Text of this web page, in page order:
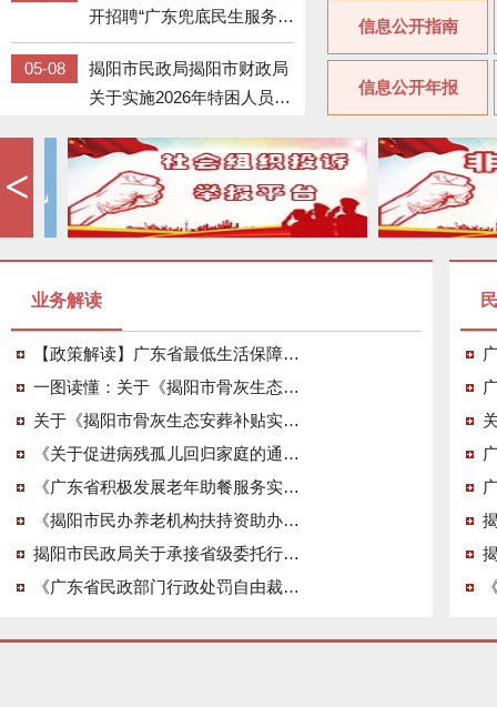
开招聘“广东兜底民生服务社
会工作双百工程”督导人员体
检工作的公告
05-08
揭阳市民政局揭阳市财政局
关于实施2026年特困人员基
05-08
揭阳市民政局揭阳市财政局
关于印发2026年全市城乡最
低生活保障标准和补差水平
的通知
揭阳市民政局关于2026年公
试工作的公告
04-16
揭阳市民政局关于2026年公
开招聘揭阳市“广东兜底民生
服务社会工作双百工程”督导
人员的公告
03-30
揭阳市民政局 国家金融监督
管理总局揭阳监管分局关于
可承接我市养老机构预收费
07-20
关于广东省事业单位2026年
集中公开招聘高校毕业生拟
聘用人员（第七批）的公示
06-30
揭阳市民政局关于公开征
集“黑养老机构”违法违规线
信息公开指南
信息公开年报
<
业务解读
【政策解读】广东省最低生活保障家庭经济状况核对和生活状况..
一图读懂：关于《揭阳市骨灰生态安葬补贴实施方案》政策解读
关于《揭阳市骨灰生态安葬补贴实施方案》政策解读
《关于促进病残孤儿回归家庭的通知》政策解读
《广东省积极发展老年助餐服务实施方案》 政策解读
《揭阳市民办养老机构扶持资助办法》政策解读
揭阳市民政局关于承接省级委托行政许可事项的通告
《广东省民政部门行政处罚自由裁量权适用规则》等文件的政策..